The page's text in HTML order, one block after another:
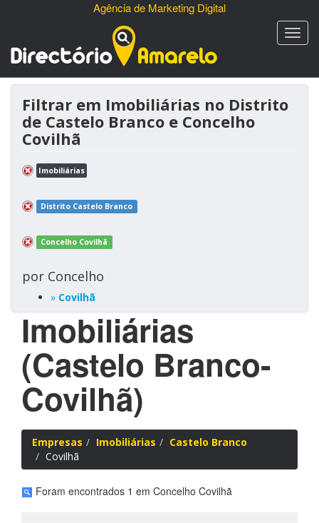
Agência de Marketing Digital
Filtrar em Imobiliárias no Distrito
de Castelo Branco e Concelho
Covilhã
Imobiliárias
Distrito Castelo Branco
Concelho Covilhã
por Concelho
» Covilhã
Imobiliárias
(Castelo Branco-
Covilhã)
Empresas Imobiliárias
Castelo Branco
Covilhã
Foram encontrados 1 em Concelho Covilhã